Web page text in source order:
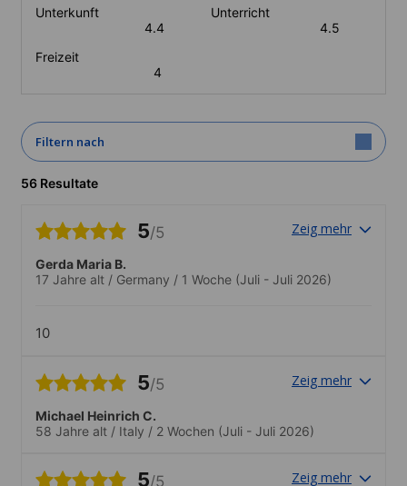
Unterkunft
4.4
Unterricht
4.5
Freizeit
4
Filtern nach
56 Resultate
5/5 Zeig mehr
Gerda Maria B.
17 Jahre alt / Germany / 1 Woche (Juli - Juli 2026)
10
5/5 Zeig mehr
Michael Heinrich C.
58 Jahre alt / Italy / 2 Wochen (Juli - Juli 2026)
5/5 Zeig mehr